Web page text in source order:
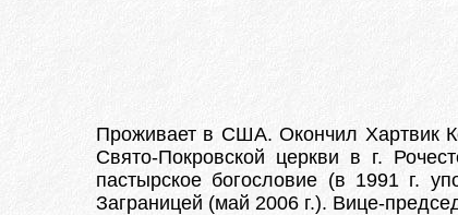
Проживает в США. Окончил Хартвик
Свято-Покровской церкви в г.
пастырское богословие (в 1991 г.
Заграницей (май 2006 г.). Вице-